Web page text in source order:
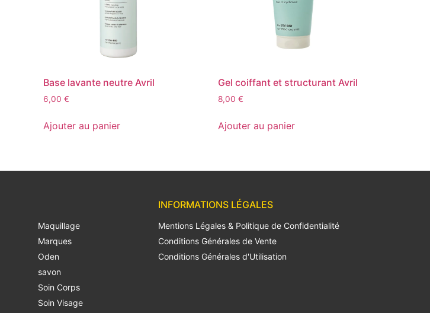
Base lavante neutre Avril
6,00€
Ajouter au panier
Gel coiffant et structurant Avril
8,00€
Ajouter au panier
Maquillage
Marques
Oden
savon
Soin Corps
Soin Visage
INFORMATIONS LÉGALES
Mentions Légales & Politique de Confidentialité
Conditions Générales de Vente
Conditions Générales d'Utilisation